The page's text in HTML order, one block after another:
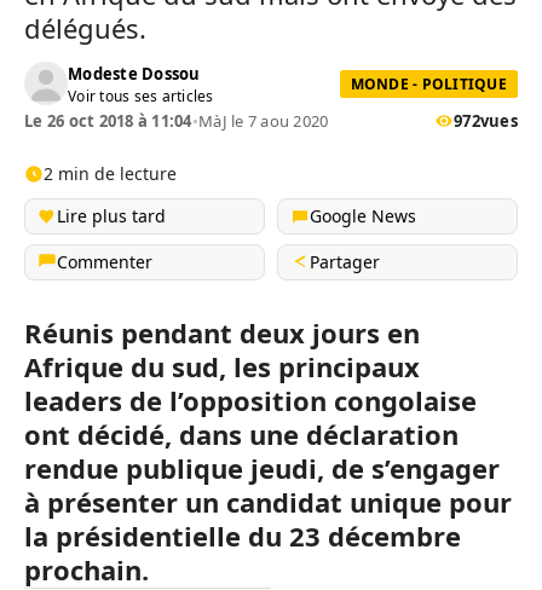
délégués.
Modeste Dossou
Voir tous ses articles
MONDE - POLITIQUE
Le 26 oct 2018 à 11:04•MàJ le 7 aou 2020 972vues
2 min de lecture
Lire plus tard
Google News
Commenter
Partager
Réunis pendant deux jours en
Afrique du sud, les principaux
leaders de l’opposition congolaise
ont décidé, dans une déclaration
rendue publique jeudi, de s’engager
à présenter un candidat unique pour
la présidentielle du 23 décembre
prochain.